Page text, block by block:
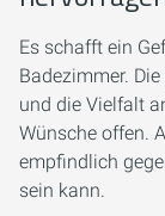
Es schafft ein
Badezimmer.
und die Vielfalt
Wünsche offen.
empfindlich
sein kann.